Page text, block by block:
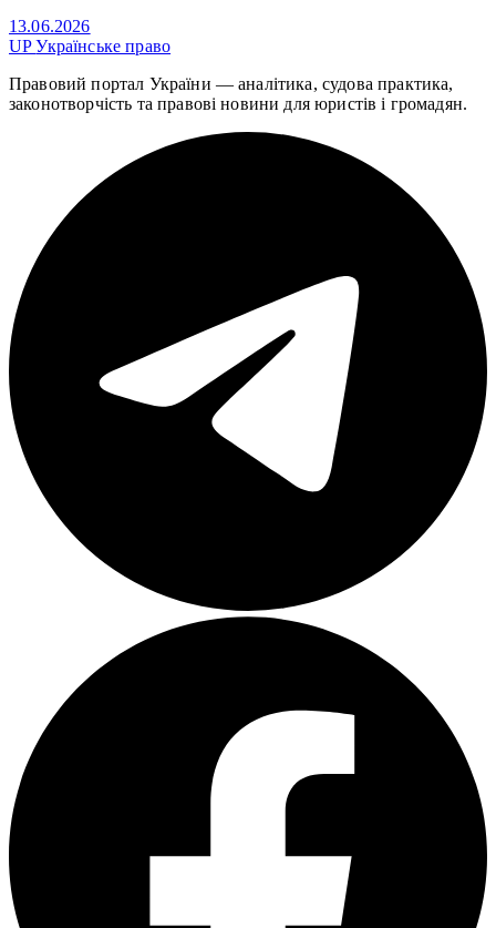
13.06.2026
UPУкраїнське право
Правовий портал України — аналітика, судова практика,
законотворчість та правові новини для юристів і громадян.